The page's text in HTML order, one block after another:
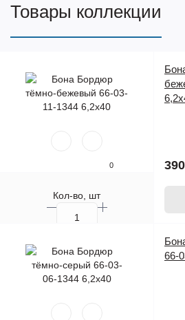
Bona Arte бежевый
Товары коллекции
0
Кол-во, шт
66-